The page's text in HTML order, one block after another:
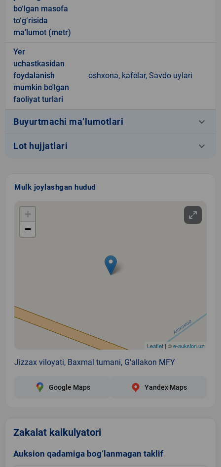
bo‘lgan masofa
to‘g‘risida
ma’lumot (metr)
Yer
uchastkasidan
foydalanish
mumkin bo'lgan
faoliyat turlari
oshxona, kafelar, Savdo uylari
Buyurtmachi ma’lumotlari keyboard_arrow_down
Lot hujjatlari keyboard_arrow_down
Mulk joylashgan hudud
+
−
Leaflet | ©e-auksion.uz
Jizzax viloyati, Baxmal tumani, G'allakon MFY
Google Maps Yandex Maps
Zakalat kalkulyatori
Auksion qadamiga bog‘lanmagan taklif